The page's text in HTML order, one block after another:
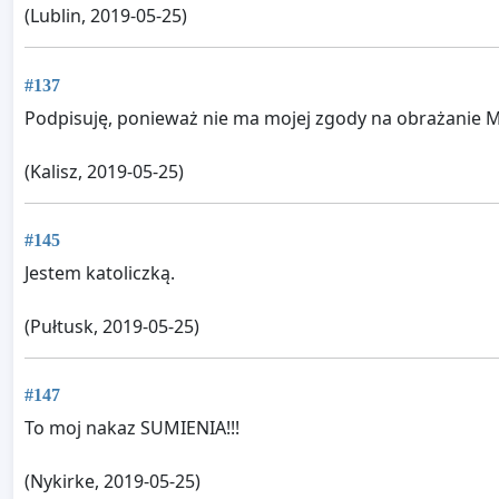
(Lublin, 2019-05-25)
#137
Podpisuję, ponieważ nie ma mojej zgody na obrażanie
(Kalisz, 2019-05-25)
#145
Jestem katoliczką.
(Pułtusk, 2019-05-25)
#147
To moj nakaz SUMIENIA!!!
(Nykirke, 2019-05-25)